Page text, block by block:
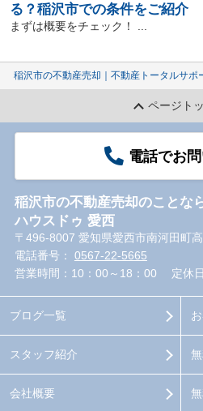
る？稲沢市での条件をご紹介
まずは概要をチェック！ ...
稲沢市の不動産売却｜不動産トータルサポ
ページト
電話でお
稲沢市の不動産売却のことな
ハウスドゥ 愛西
〒496-8007 愛知県愛西市南河田町
電話番号： 0567-22-5665
営業時間：10：00～18：00
定休
ブログ一覧
スタッフ紹介
会社概要